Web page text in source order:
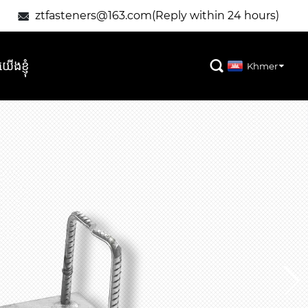
 ztfasteners@163.com(Reply within 24 hours)
ងខ្ញុំ  Khmer